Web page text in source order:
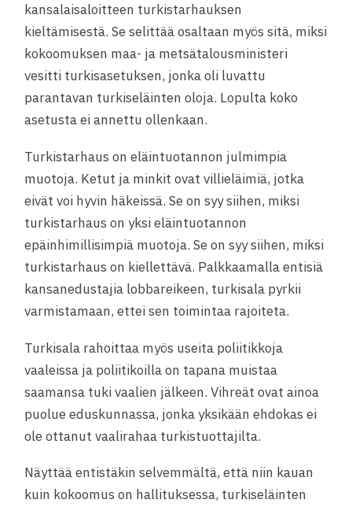
kansalaisaloitteen turkistarhauksen
kieltämisestä. Se selittää osaltaan myös sitä, miksi
kokoomuksen maa- ja metsätalousministeri
vesitti turkisasetuksen, jonka oli luvattu
parantavan turkiseläinten oloja. Lopulta koko
asetusta ei annettu ollenkaan.
Turkistarhaus on eläintuotannon julmimpia
muotoja. Ketut ja minkit ovat villieläimiä, jotka
eivät voi hyvin häkeissä. Se on syy siihen, miksi
turkistarhaus on yksi eläintuotannon
epäinhimillisimpiä muotoja. Se on syy siihen, miksi
turkistarhaus on kiellettävä. Palkkaamalla entisiä
kansanedustajia lobbareikeen, turkisala pyrkii
varmistamaan, ettei sen toimintaa rajoiteta.
Turkisala rahoittaa myös useita poliitikkoja
vaaleissa ja poliitikoilla on tapana muistaa
saamansa tuki vaalien jälkeen. Vihreät ovat ainoa
puolue eduskunnassa, jonka yksikään ehdokas ei
ole ottanut vaalirahaa turkistuottajilta.
Näyttää entistäkin selvemmältä, että niin kauan
kuin kokoomus on hallituksessa, turkiseläinten